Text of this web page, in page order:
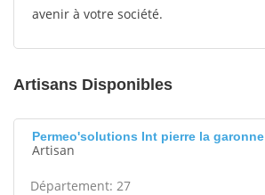
avenir à votre société.
Artisans Disponibles
Permeo'solutions Int pierre la garonne
Artisan
Département: 27